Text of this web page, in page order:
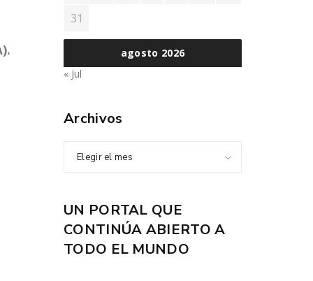
agosto 2026
31
« Jul
Archivos
Elegir el mes
UN PORTAL QUE
CONTINÚA ABIERTO A
TODO EL MUNDO